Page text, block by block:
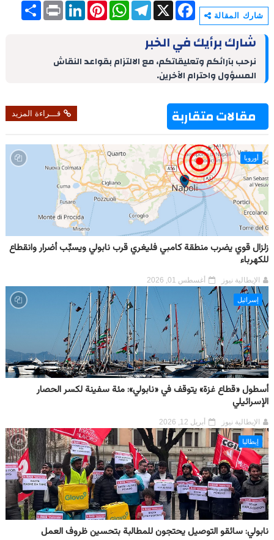
شارك المقالة
S
h
P
r
L
I
P
e
W
h
p
T
e
g
a
X
F
a
b
o
k
شارك برأيك في الخبر
نرحب بآرائكم وتعليقاتكم، مع الالتزام بقواعد النقاش
المسؤول واحترام الآخرين.
مقالات متقاربة قـــراءة المزيد
أوروبا
زلزال قوي يضرب منطقة كامبي فليغري قرب نابولي ويسبِّب أضرار وانقطاع
للكهرباء
الإيطالية نيوز أغسطس 01, 2026
إسرائيل
أسطول «قطاع غزة» يتوقف في «نابولي»: مئة سفينة لكسر الحصار
الإسرائيلي
الإيطالية نيوز أبريل 12, 2026
إيطاليا
نابولي: سائقو التوصيل يحتجون للمطالبة بتحسين ظروف العمل